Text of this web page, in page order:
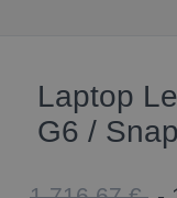
Laptop
G6 /